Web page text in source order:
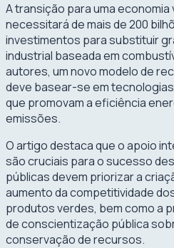
A transição para uma economia
necessitará de mais de 200
investimentos para substituir
industrial baseada em
autores, um novo modelo de
deve basear-se em
que promovam a eficiência
emissões.
O artigo destaca que o apoio
são cruciais para o sucesso
públicas devem priorizar a
aumento da competitividade
produtos verdes, bem como a
de conscientização pública
conservação de recursos.